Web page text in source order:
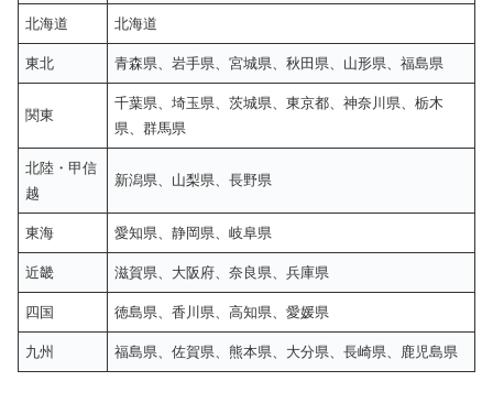
北海道 北海道
東北 青森県、岩手県、宮城県、秋田県、山形県、福島県
関東
千葉県、埼玉県、茨城県、東京都、神奈川県、栃木
県、群馬県
北陸・甲信
越
新潟県、山梨県、長野県
東海 愛知県、静岡県、岐阜県
近畿 滋賀県、大阪府、奈良県、兵庫県
四国 徳島県、香川県、高知県、愛媛県
九州 福島県、佐賀県、熊本県、大分県、長崎県、鹿児島県